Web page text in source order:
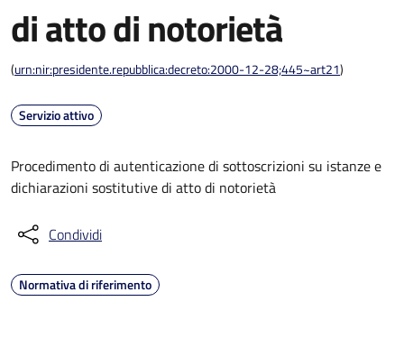
di atto di notorietà
(urn:nir:presidente.repubblica:decreto:2000-12-28;445~art21)
Servizio attivo
Procedimento di autenticazione di sottoscrizioni su istanze e
dichiarazioni sostitutive di atto di notorietà
Condividi
Normativa di riferimento